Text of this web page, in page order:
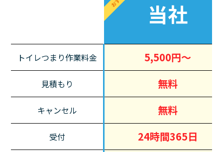
当社
トイレつまり作業料金 5,500円～
見積もり 無料
キャンセル 無料
受付 24時間365日